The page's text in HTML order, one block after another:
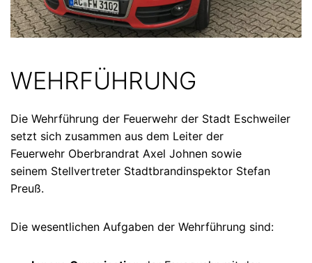
WEHRFÜHRUNG
Die Wehrführung der Feuerwehr der Stadt Eschweiler
setzt sich zusammen aus dem Leiter der
Feuerwehr Oberbrandrat Axel Johnen sowie
seinem Stellvertreter Stadtbrandinspektor Stefan
Preuß.
Die wesentlichen Aufgaben der Wehrführung sind: